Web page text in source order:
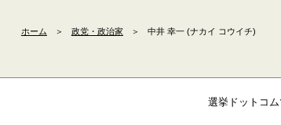
ホーム ＞ 政党・政治家 ＞ 中井 幸一 (ナカイ コウイチ)
選挙ドットコ